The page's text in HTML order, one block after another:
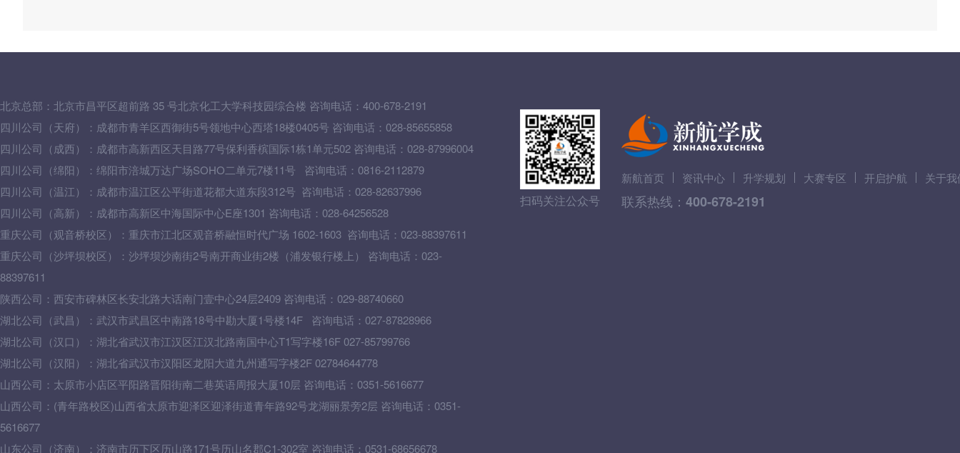
北京总部： 北京市昌平区超前路 35 号北京化工大学科技园综合楼 咨询电话：400-678-2191
四川公司（天府）：成都市青羊区西御街5号领地中心西塔18楼0405号 咨询电话：028-85655858
四川公司（成西）：成都市高新西区天目路77号保利香槟国际1栋1单元502 咨询电话：028-87996004
四川公司（绵阳）：绵阳市涪城万达广场SOHO二单元7楼11号 咨询电话：0816-2112879
四川公司（温江）：成都市温江区公平街道花都大道东段312号 咨询电话：028-82637996
四川公司（高新）：成都市高新区中海国际中心E座1301 咨询电话：028-64256528
重庆公司（观音桥校区）：重庆市江北区观音桥融恒时代广场 1602-1603 咨询电话：023-88397611
重庆公司（沙坪坝校区）：沙坪坝沙南街2号南开商业街2楼（浦发银行楼上） 咨询电话：023-
88397611
陕西公司：西安市碑林区长安北路大话南门壹中心24层2409 咨询电话：029-88740660
湖北公司 （武昌）： 武汉市武昌区中南路18号中勘大厦1号楼14F 咨询电话：027-87828966
湖北公司 （汉口）
：湖北省武汉市江汉区江汉北路南国中心T1写字楼16F 027-85799766
湖北公司（汉阳）：湖北省武汉市汉阳区龙阳大道九州通写字楼2F 02784644778
山西公司：太原市小店区平阳路晋阳街南二巷英语周报大厦10层 咨询电话：0351-5616677
山西公司： (青年路校区)山西省太原市迎泽区迎泽街道青年路92号龙湖丽景旁2层 咨询电话：0351-
5616677
山东公司（济南）：济南市历下区历山路171号历山名郡C1-302室 咨询电话：0531-68656678
扫码关注公众号
新航首页 资讯中心 升学规划 大赛专区 开启护航 关于我
联系热线： 400-678-2191